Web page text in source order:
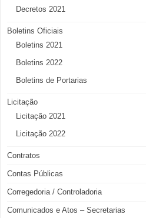
Decretos 2021
Boletins Oficiais
Boletins 2021
Boletins 2022
Boletins de Portarias
Licitação
Licitação 2021
Licitação 2022
Contratos
Contas Públicas
Corregedoria / Controladoria
Comunicados e Atos – Secretarias